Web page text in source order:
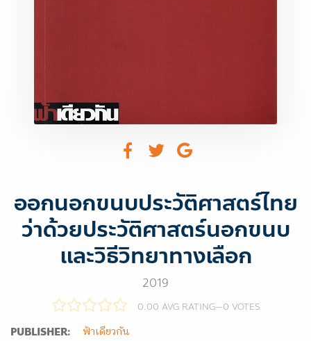
ออกนอกขนบประวัติศาสตร์ไทย
ว่าด้วยประวัติศาสตร์นอกขนบ
และวิธีวิทยาทางเลือก
2019
0.00 AVG RATING—0 VOTES
PUBLISHER: ฟ้าเดียวกัน